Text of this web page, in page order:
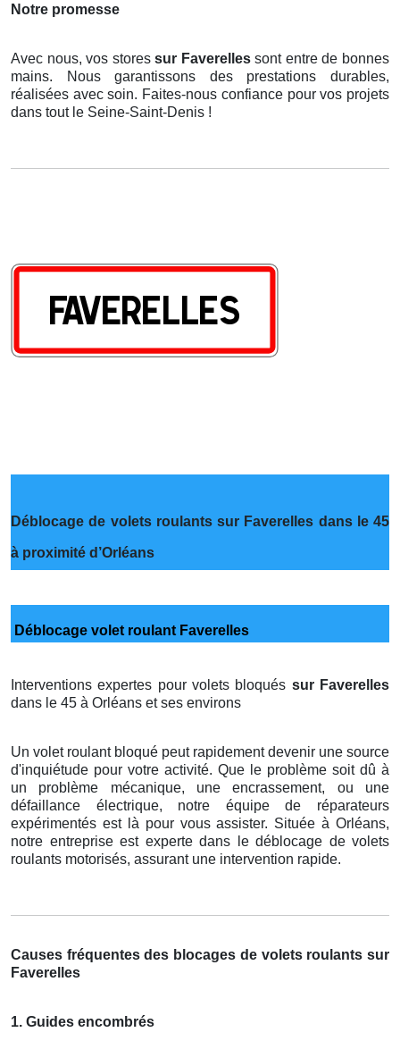
Notre promesse
Avec nous, vos storessur Faverellessont entre de bonnes
mains. Nous garantissons des prestations durables,
réalisées avec soin. Faites-nous confiance pour vos projets
dans tout le Seine-Saint-Denis !
Déblocage de volets roulants sur Faverelles dans le 45
à proximité d’Orléans
Déblocage volet roulant Faverelles
Interventions expertes pour volets bloqués sur Faverelles
dans le 45 à Orléans et ses environs
Un volet roulant bloqué peut rapidement devenir une source
d'inquiétude pour votre activité. Que le problème soit dû à
un problème mécanique, une encrassement, ou une
défaillance électrique, notre équipe de réparateurs
expérimentés est là pour vous assister. Située à Orléans,
notre entreprise est experte dans le déblocage de volets
roulants motorisés, assurant une intervention rapide.
Causes fréquentes des blocages de volets roulants sur
Faverelles
1. Guides encombrés